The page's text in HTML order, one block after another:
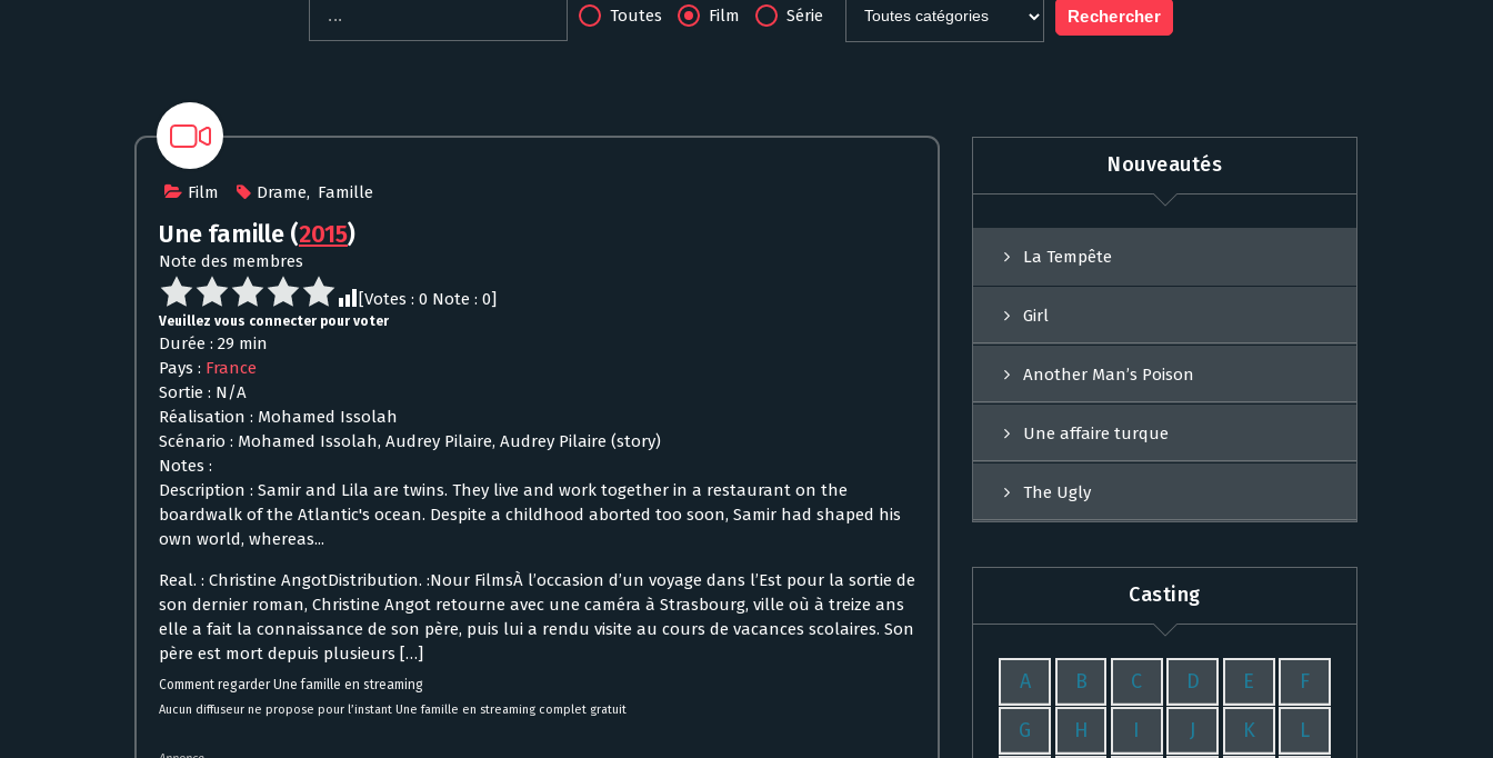
Toutes Film Série
Film Drame, Famille
Une famille (2015)
Note des membres
[Votes : 0 Note : 0]
Veuillez vous connecter pour voter
Durée : 29 min
Pays : France
Sortie : N/A
Réalisation : Mohamed Issolah
Scénario : Mohamed Issolah, Audrey Pilaire, Audrey Pilaire (story)
Notes :
Description : Samir and Lila are twins. They live and work together in a restaurant on the
boardwalk of the Atlantic's ocean. Despite a childhood aborted too soon, Samir had shaped his
own world, whereas...
Real. : Christine AngotDistribution. :Nour FilmsÀ l’occasion d’un voyage dans l’Est pour la sortie de
son dernier roman, Christine Angot retourne avec une caméra à Strasbourg, ville où à treize ans
elle a fait la connaissance de son père, puis lui a rendu visite au cours de vacances scolaires. Son
père est mort depuis plusieurs […]
Comment regarder Une famille en streaming
Aucun diffuseur ne propose pour l’instant Une famille en streaming complet gratuit
Nouveautés
La Tempête
Girl
Another Man’s Poison
Une affaire turque
The Ugly
Casting
A B C D E F
G H I J K L